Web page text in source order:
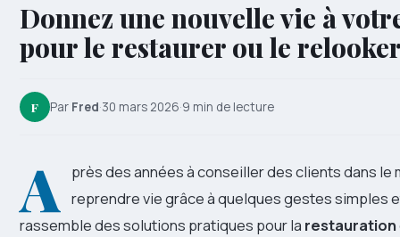
Donnez une nouvelle vie à
pour le restaurer ou le
F Par Fred·30 mars 2026·9 min de lecture
A près des années à conseiller des clients dans le
reprendre vie grâce à quelques gestes simples
rassemble des solutions pratiques pour la restauration